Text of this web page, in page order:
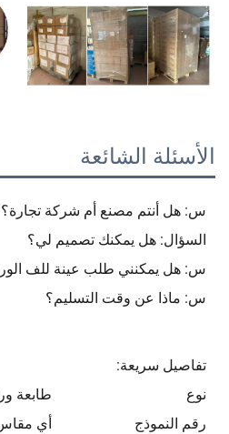
الأسئلة الشائعة
س: هل أنتم مصنع أم شركة تجارة؟
السؤال: هل يمكنك تصميم لي؟
س: هل يمكنني طلب عينة للف
س: ماذا عن وقت التسليم؟
تفاصيل سريعة:
نوع
طابعة
رقم النموذج
أي